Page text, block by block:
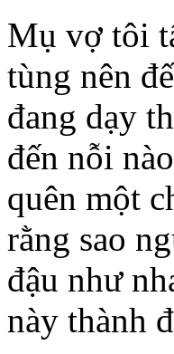
Mụ vợ tôi
tùng nên
đang dạy
đến nỗi
quên một
rằng sao
đậu như
này thành